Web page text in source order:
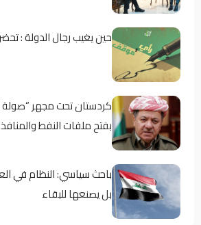
حين يغيب رجال الدولة :
كردستان تحت مجهر “صولة
بفتح ملفات النفط والمنافذ
باحث سياسي: النظام في
بل يصنعها للبقاء